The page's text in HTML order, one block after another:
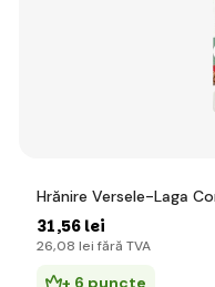
Hrănire Versele-Laga
31,56 lei
26,08 lei fără TVA
+ 6 puncte